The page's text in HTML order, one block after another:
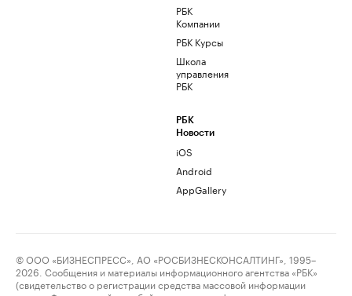
РБК
Компании
РБК Курсы
Школа
управления
РБК
РБК
Новости
iOS
Android
AppGallery
© ООО «БИЗНЕСПРЕСС», АО «РОСБИЗНЕСКОНСАЛТИНГ», 1995–
2026. Сообщения и материалы информационного агентства «РБК»
(свидетельство о регистрации средства массовой информации